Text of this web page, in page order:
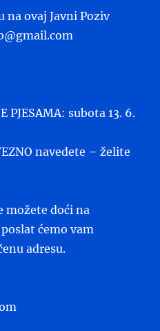
na ovaj Javni Poziv
PJESAMA: subota 13. 6.
navedete – želite
možete doći na
ćemo vam
adresu.